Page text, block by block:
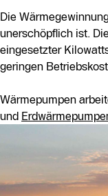
Die
unerschöpflich ist.
eingesetzter
geringen
Wärmepumpen
und